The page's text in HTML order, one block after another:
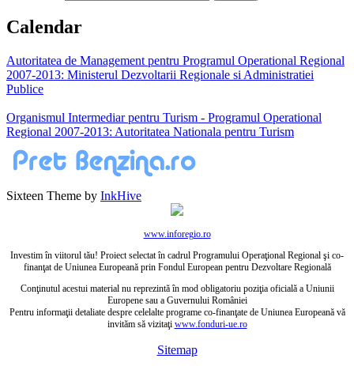
Calendar
Autoritatea de Management pentru Programul Operational Regional
2007-2013: Ministerul Dezvoltarii Regionale si Administratiei
Publice
Organismul Intermediar pentru Turism - Programul Operational
Regional 2007-2013: Autoritatea Nationala pentru Turism
Sixteen Theme by InkHive
www.inforegio.ro
Investim în viitorul tău! Proiect selectat în cadrul Programului Operaţional Regional şi co-
finanţat de Uniunea Europeană prin Fondul European pentru Dezvoltare Regională
Conţinutul acestui material nu reprezintă în mod obligatoriu poziţia oficială a Uniunii
Europene sau a Guvernului României
Pentru informaţii detaliate despre celelalte programe co-finanţate de Uniunea Europeană vă
invităm să vizitaţi www.fonduri-ue.ro
Sitemap